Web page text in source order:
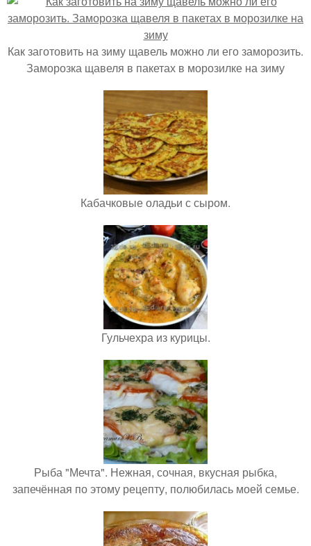
Как заготовить на зиму щавель можно ли его заморозить.
Заморозка щавеля в пакетах в морозилке на зиму
Кабачковые оладьи с сыром.
Гульчехра из курицы.
Рыба "Мечта". Нежная, сочная, вкусная рыбка,
запечённая по этому рецепту, полюбилась моей семье.